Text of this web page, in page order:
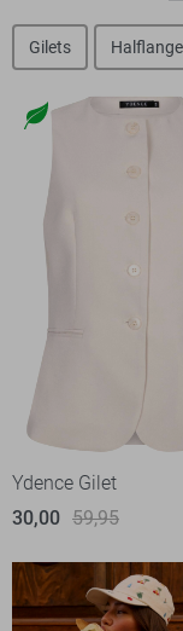
Gilets
Ydence Gilet
30,00 59,95